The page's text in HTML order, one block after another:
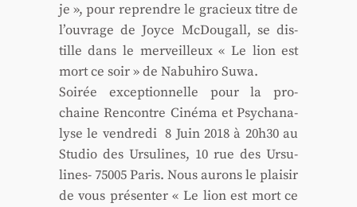
je », pour reprendre le gra­cieux titre de
l’ou­vrage de Joyce McDou­gall, se dis­
tille dans le mer­veilleux « Le lion est
mort ce soir » de Nabu­hi­ro Suwa.
Soi­rée excep­tion­nelle pour la pro­
chaine Ren­contre Ciné­ma et Psy­cha­na­
lyse le ven­dre­di 8 Juin 2018 à 20h30 au
Stu­dio des Ursu­lines, 10 rue des Ursu­
lines- 75005 Paris. Nous aurons le plai­sir
de vous pré­sen­ter « Le lion est mort ce